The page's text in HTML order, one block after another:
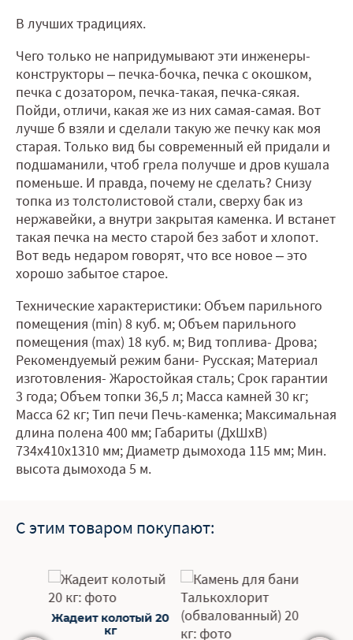
В лучших традициях.
Чего только не напридумывают эти инженеры-
конструкторы – печка-бочка, печка с окошком,
печка с дозатором, печка-такая, печка-сякая.
Пойди, отличи, какая же из них самая-самая. Вот
лучше б взяли и сделали такую же печку как моя
старая. Только вид бы современный ей придали и
подшаманили, чтоб грела получше и дров кушала
поменьше. И правда, почему не сделать? Снизу
топка из толстолистовой стали, сверху бак из
нержавейки, а внутри закрытая каменка. И встанет
такая печка на место старой без забот и хлопот.
Вот ведь недаром говорят, что все новое – это
хорошо забытое старое.
Технические характеристики: Объем парильного
помещения (min) 8 куб. м; Объем парильного
помещения (max) 18 куб. м; Вид топлива- Дрова;
Рекомендуемый режим бани- Русская; Материал
изготовления- Жаростойкая сталь; Срок гарантии
3 года; Объем топки 36,5 л; Масса камней 30 кг;
Масса 62 кг; Тип печи Печь-каменка; Максимальная
длина полена 400 мм; Габариты (ДхШхВ)
734х410х1310 мм; Диаметр дымохода 115 мм; Мин.
высота дымохода 5 м.
С этим товаром покупают:
Жадеит колотый 20
кг